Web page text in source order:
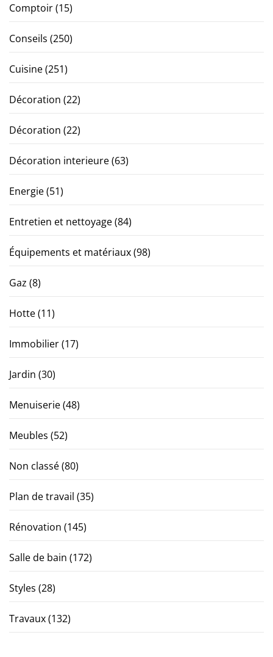
Comptoir(15)
Conseils (250)
Cuisine(251)
Décoration (22)
Décoration (22)
Décoration interieure(63)
Energie(51)
Entretien et nettoyage(84)
Équipements et matériaux(98)
Gaz (8)
Hotte(11)
Immobilier(17)
Jardin (30)
Menuiserie(48)
Meubles (52)
Non classé(80)
Plan de travail (35)
Rénovation (145)
Salle de bain (172)
Styles (28)
Travaux(132)